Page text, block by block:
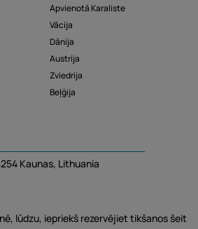
Apvienotā Karaliste
Vācija
Dānija
Austrija
Zviedrija
Beļģija
Kaunas, Lithuania
lūdzu, iepriekš rezervējiet tikšanos šeit